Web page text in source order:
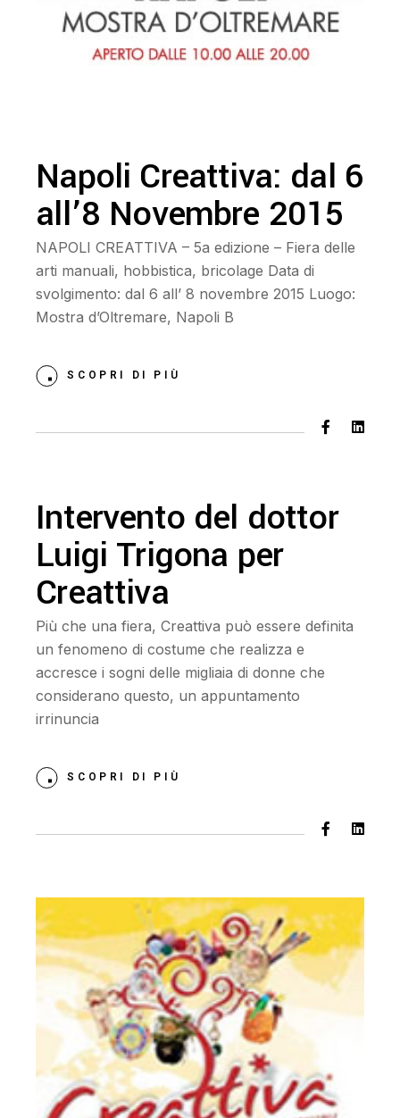
Napoli Creattiva: dal 6
all’8 Novembre 2015
NAPOLI CREATTIVA – 5a edizione – Fiera delle
arti manuali, hobbistica, bricolage Data di
svolgimento: dal 6 all’ 8 novembre 2015 Luogo:
Mostra d’Oltremare, Napoli B
SCOPRI DI PIÙ
Intervento del dottor
Luigi Trigona per
Creattiva
Più che una fiera, Creattiva può essere definita
un fenomeno di costume che realizza e
accresce i sogni delle migliaia di donne che
considerano questo, un appuntamento
irrinuncia
SCOPRI DI PIÙ